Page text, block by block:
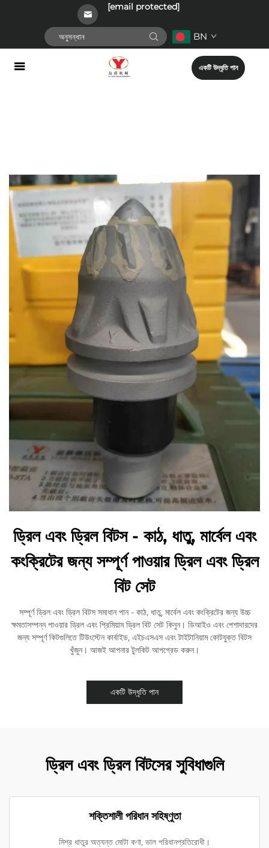
[email protected]
BN
একটি উদ্ধৃতি পান
ড্রিল এবং ড্রিল বিটস - কাঠ, ধাতু, মার্বেল এবং
কংক্রিটের জন্য সম্পূর্ণ পাওয়ার ড্রিল এবং ড্রিল
বিট সেট
সম্পূর্ণ ড্রিল এবং ড্রিল বিটস সমাধান পান - কাঠ, ধাতু, মার্বেল এবং কংক্রিটের জন্য উচ্চ
ক্ষমতাসম্পন্ন পাওয়ার ড্রিল এবং প্রিমিয়াম ড্রিল বিট সেট কিনুন। ডিআইও এবং পেশাদারদের
জন্য সম্পূর্ণ কিটগুলিতে টিউংস্টেন কার্বাইড, এইচএসএস এবং টাইটানিয়াম কোটযুক্ত বিটস
খুঁজুন। আজই আপনার টুলকিট আপগ্রেড করুন।
একটি উদ্ধৃতি পান
ড্রিল এবং ড্রিল বিটসের সুবিধাগুলি
শক্তিশালী পরিধান সহিষ্ণুতা
মিশ্র ধাতুর অত্যন্ত মোটা কণা, ভাল পরিধানপ্রতিরোধী।